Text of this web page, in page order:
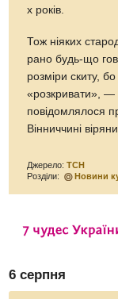
х років.
Тож ніяких
рано будь-що
розміри скиту,
«розкривати», —
повідомлялося
Вінниччині
Джерело:ТСН
Розділи:
Новини
6 серпня